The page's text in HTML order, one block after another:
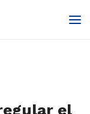
el